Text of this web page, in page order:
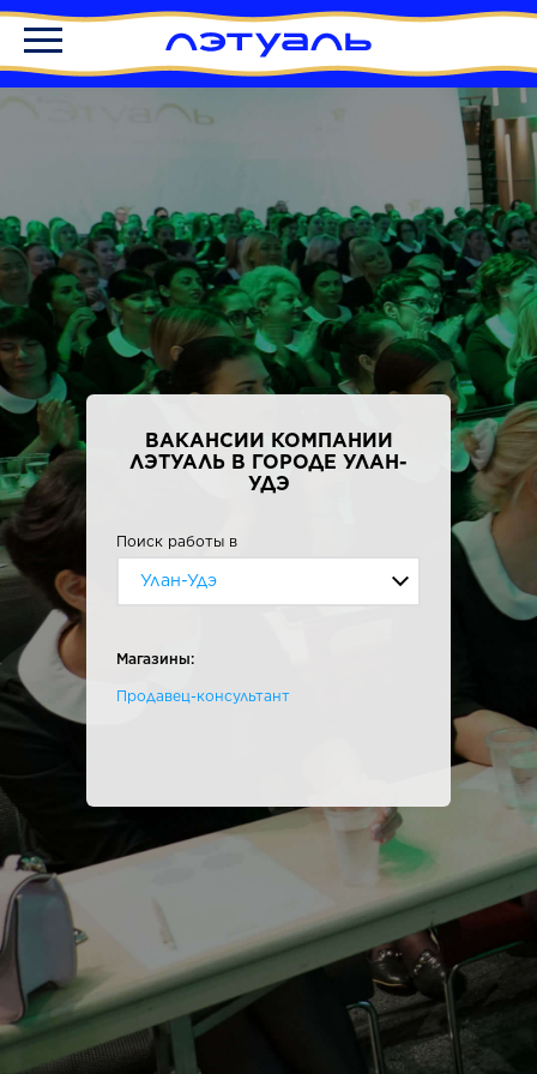
ВАКАНСИИ КОМПАНИИ
ЛЭТУАЛЬ В ГОРОДЕ УЛАН-
УДЭ
Поиск работы в
Улан-Удэ
Магазины:
Продавец-консультант